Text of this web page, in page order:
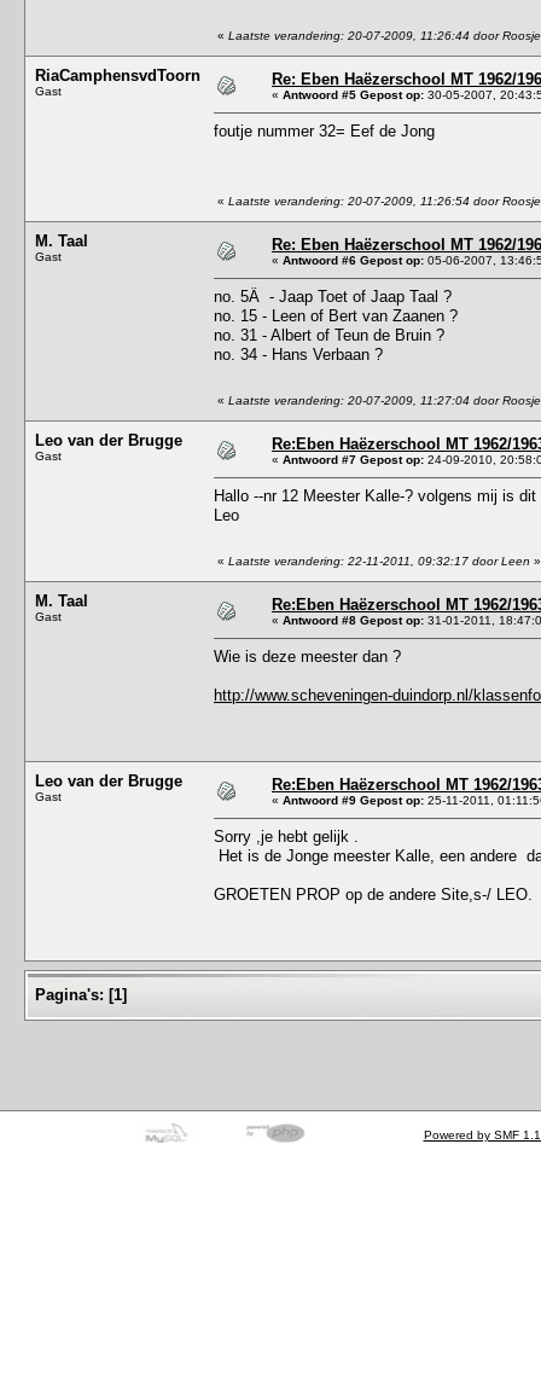
« Laatste verandering: 20-07-2009, 11:26:44 door Roosje
RiaCamphensvdToorn
Gast
Re: Eben Haëzerschool MT 1962/
« Antwoord #5 Gepost op: 30-05-2007,
foutje nummer 32= Eef de Jong
« Laatste verandering: 20-07-2009, 11:26:54 door Roosje
M. Taal
Gast
Re: Eben Haëzerschool MT 1962/
« Antwoord #6 Gepost op: 05-06-2007,
no. 5Â - Jaap Toet of Jaap Taal ?
no. 15 - Leen of Bert van Zaanen ?
no. 31 - Albert of Teun de Bruin ?
no. 34 - Hans Verbaan ?
« Laatste verandering: 20-07-2009, 11:27:04 door Roosje
Leo van der Brugge
Gast
Re:Eben Haëzerschool MT 1962/
« Antwoord #7 Gepost op: 24-09-2010,
Hallo --nr 12 Meester Kalle-? volgens mij is
Leo
« Laatste verandering: 22-11-2011, 09:32:17 door Leen »
M. Taal
Gast
Re:Eben Haëzerschool MT 1962/
« Antwoord #8 Gepost op: 31-01-2011,
Wie is deze meester dan ?
http://www.scheveningen-duindorp.nl/
Leo van der Brugge
Gast
Re:Eben Haëzerschool MT 1962/
« Antwoord #9 Gepost op: 25-11-2011,
Sorry ,je hebt gelijk .
Het is de Jonge meester Kalle, een andere
GROETEN PROP op de andere Site,s-/ LEO.
Pagina's: [1]
Powered by SMF